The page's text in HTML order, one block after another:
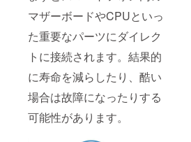
マザーボードやCPUといっ
た重要なパーツにダイレク
トに接続されます。結果的
に寿命を減らしたり、酷い
場合は故障になったりする
可能性があります。